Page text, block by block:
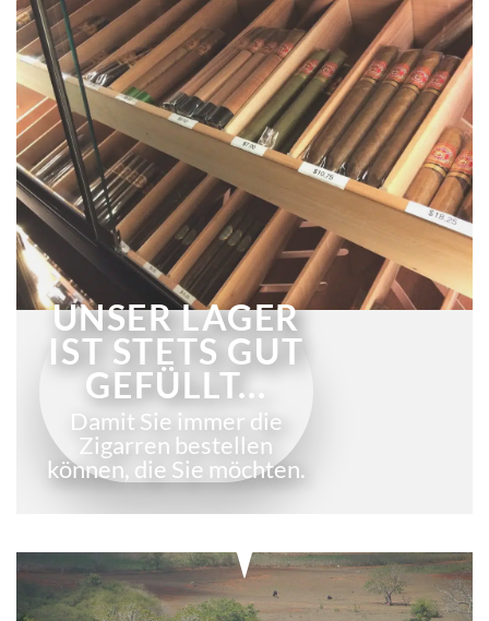
UNSER LAGER
IST STETS GUT
GEFÜLLT...
Damit Sie immer die
Zigarren bestellen
können, die Sie möchten.